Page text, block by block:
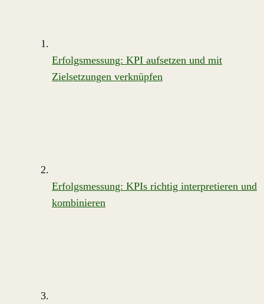
Erfolgsmessung: KPI aufsetzen und mit
Zielsetzungen verknüpfen
Erfolgsmessung: KPIs richtig interpretieren und
kombinieren